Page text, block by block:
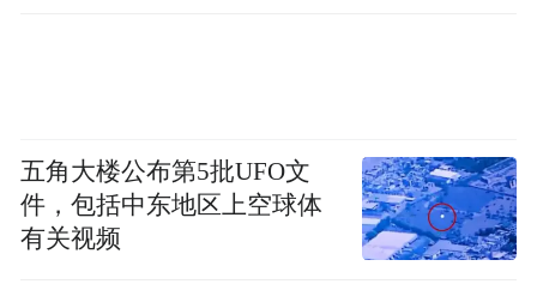
五角大楼公布第5批UFO文
件，包括中东地区上空球体
有关视频